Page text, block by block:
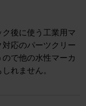
後に使う工業用マ
応のパーツクリー
で他の水性マーカ
れません。